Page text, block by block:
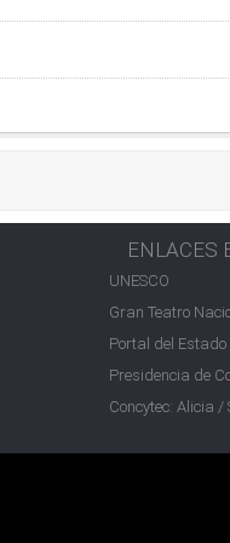
ENLACES
UNESCO
Gran Teatro
Portal del Estado
Presidencia de
Concytec: Alicia /